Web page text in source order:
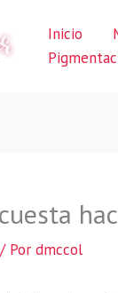
Inicio
/ Por dmccol